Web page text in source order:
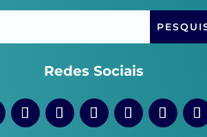
Redes Sociais